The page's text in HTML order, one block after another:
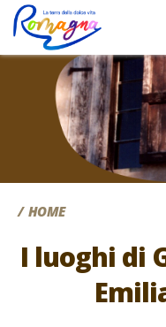
HOME
I luoghi di